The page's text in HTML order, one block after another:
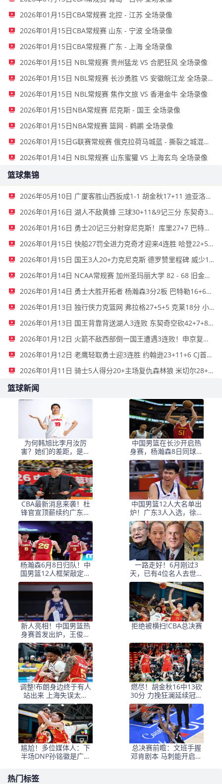
2026年01月15日CBA常规赛 北控 - 江苏 全场录像
2026年01月15日CBA常规赛 山东 - 宁波 全场录像
2026年01月15日CBA常规赛 广东 - 上海 全场录像
2026年01月15日 NBL常规赛 贵州猛龙 VS 合肥狂风 全场录像
2026年01月15日 NBL常规赛 长沙勇胜 VS 安徽皖江龙 全场录像
2026年01月15日 NBL常规赛 焦作文旅 VS 香港金牛 全场录像
2026年01月15日NBA常规赛 尼克斯 - 国王 全场录像
2026年01月15日NBA常规赛 篮网 - 鹈鹕 全场录像
2026年01月15日G联赛常规赛 俄克拉荷马城蓝 - 撕裂之城混音 全场录像
2026年01月14日 NBL常规赛 山东蜜獾 VS 上海玄鸟 全场录像
篮球集锦
2026年05月10日 广厦客胜山西扳成1-1 胡金秋17+11 迪亚洛关键上篮不中
2026年01月16日 湖人不敌黄蜂 三球30+11&9记三分 东契奇39分 詹姆斯29+9+6
2026年01月16日 勇士20记三分射穿尼克斯！库里27+7 巴特勒32+8 穆迪三分9中7
2026年01月15日 快船27罚全进力克奇才迎来4连胜 哈登22+5+8 伦纳德33分4断
2026年01月15日 国王3人20+力克尼克斯 德罗赞里程碑 威少11助 布伦森伤退
2026年01月14日 NCAA常规赛 加州圣玛丽大学 82 - 68 旧金山大学 全场集锦
2026年01月14日 勇士大胜开拓者 杨瀚森3分2板 巴特勒16+6+5 库里9中2送11助
2026年01月13日 独行侠力克篮网 弗拉格27+5+5 克莱18分 小波特28+9
2026年01月13日 国王背靠背送湖人3连败 东契奇空砍42+7+8+4断 威少22+5+7
2026年01月12日 火箭不敌西部倒一国王遭遇3连败！申京复出19+9 阿门31+13+6
2026年01月12日 老鹰轻取勇士迎3连胜 约翰逊23+11+6 CJ首秀12分 库里31+5
2026年01月11日 骑士5人得分20+主场复仇森林狼 米切尔28+8 爱德华兹25+5
篮球新闻
为何韩旭比李月汝厉
害？她们的差距，是张
子宇选秀顺位暴跌的原
因
中国男篮在长沙开启热
身赛，杨瀚森8日同球队
会合
CBA最新消息来袭！杜
锋官宣顶薪续约广东男
篮，杨鸣婉拒执教北控
中国男篮12人大名单出
炉！广东3人入选，徐昕
国家队首秀，胡明轩轮
休
杨瀚森6月8日归队！中
国男篮12人框架敲定，
锋线王牌竟是他？
一路走好！6月刚过3
天，已有4位名人去世，
姚明等人发文悼念
新人亮相！中国男篮热
身赛首发出炉，王俊杰
领衔+徐昕坐镇禁区
拒绝被横扫!CBA总决赛
调整!布朗身边终于有人
站出来 上海失误太多
+犯规困扰
燃尽！胡金秋16中13砍
30分 力挽狂澜延续冠军
悬念
尴尬！多位媒体人：下
半场DNP孙铭徽是广厦
总决赛前瞻：文班手握
邓肯剧本 马刺能开启新
热门标签